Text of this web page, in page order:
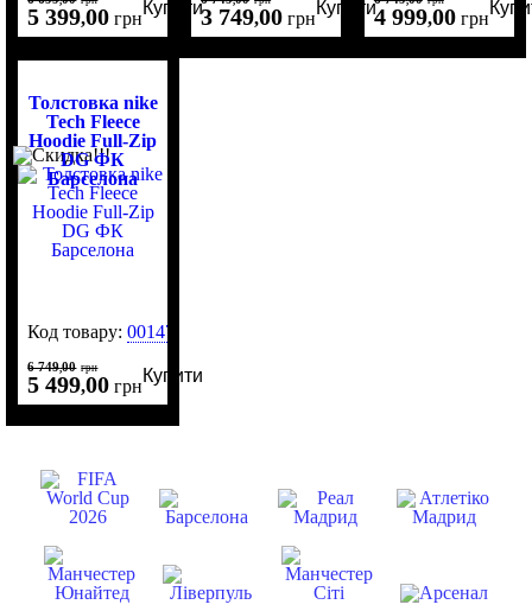
5 399,00 грн
Купити3 749,00 грн
Купити4 999,00 грн
Толстовка nike
Tech Fleece
Hoodie Full-Zip
DG ФК
Барселона
Код товару:0014732
6 749,00 грн
5 499,00 грн
Купити